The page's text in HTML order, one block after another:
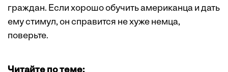
граждан. Если хорошо обучить американца и дать
ему стимул, он справится не хуже немца,
поверьте.
Читайте по теме: